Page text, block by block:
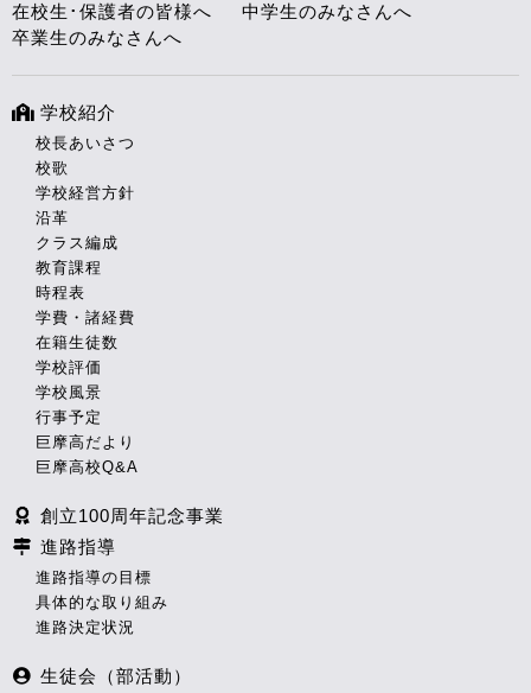
在校生･保護者の皆様へ
中学生のみなさんへ
卒業生のみなさんへ
学校紹介
校長あいさつ
校歌
学校経営方針
沿革
クラス編成
教育課程
時程表
学費・諸経費
在籍生徒数
学校評価
学校風景
行事予定
巨摩高だより
巨摩高校Q&A
創立100周年記念事業
進路指導
進路指導の目標
具体的な取り組み
進路決定状況
生徒会（部活動）